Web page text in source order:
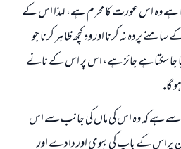
ہے وہ اس عورت كا محرم ہے، لہذا اس كے
پردہ نہ كرنا اور وہ كچھ ظاہر كرنا جو
جا سكتا ہے جائز ہے، اس پر اس كے نانے
گا.
سے ہے كہ وہ اس كى ماں كى جانب سے اس